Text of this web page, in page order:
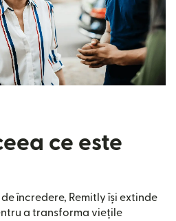
ce este
încredere, Remitly își extinde
a transforma viețile